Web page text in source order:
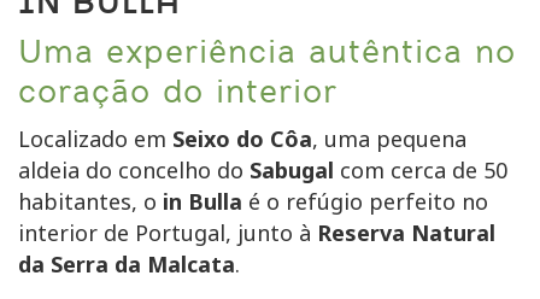
Uma experiência autêntica no
coração do interior
Localizado em Seixo do Côa, uma pequena
aldeia do concelho do Sabugal com cerca de 50
habitantes, o in Bulla é o refúgio perfeito no
interior de Portugal, junto à Reserva Natural
da Serra da Malcata.